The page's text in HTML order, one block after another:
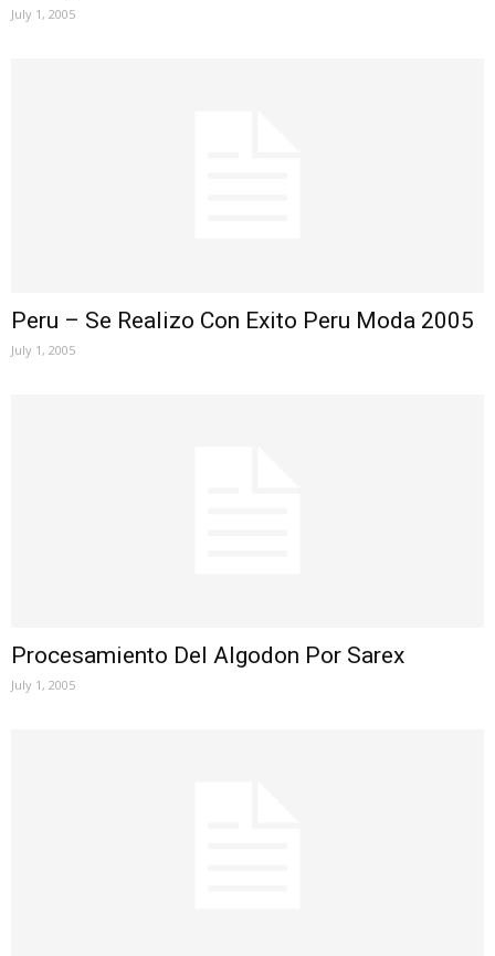
July 1, 2005
Peru – Se Realizo Con Exito Peru Moda 2005
July 1, 2005
Procesamiento Del Algodon Por Sarex
July 1, 2005